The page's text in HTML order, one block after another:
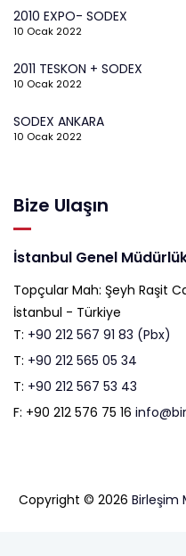
2010 EXPO- SODEX
10 Ocak 2022
2011 TESKON + SODEX
10 Ocak 2022
SODEX ANKARA
10 Ocak 2022
Bize Ulaşın
İstanbul Genel
Topçular Mah: Şeyh Raşit
İstanbul - Türkiye
T: +90 212 567 91 83 (Pbx)
T: +90 212 565 05 34
T: +90 212 567 53 43
F: +90 212 576 75 16
Copyright © 2026 Birleşim